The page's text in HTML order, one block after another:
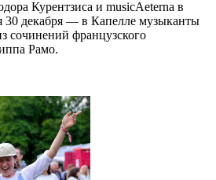
Курентзиса и musicAeterna в
30 декабря — в Капелле музыканты
сочинений французского
Рамо.